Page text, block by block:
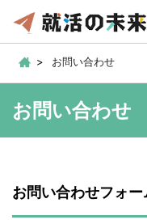
お問い合わせ
お問い合わせ
お問い合わせフォー